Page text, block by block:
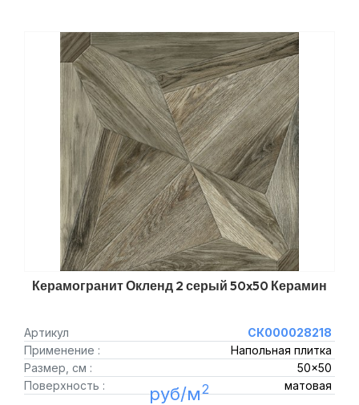
Керамогранит Окленд 2 серый 50x50 Керамин
Артикул
СК000028218
Применение :
Напольная плитка
Размер, см :
50x50
Поверхность :
матовая
руб/м2